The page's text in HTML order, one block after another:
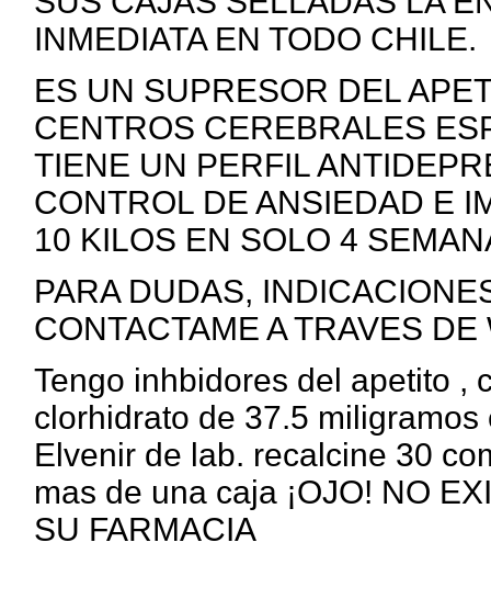
INMEDIATA EN TODO CHILE.
ES UN SUPRESOR DEL
CENTROS CEREBRALES
TIENE UN PERFIL
CONTROL DE ANSIEDAD E
10 KILOS EN SOLO 4
PARA DUDAS,
CONTACTAME A TRAVES
Tengo inhbidores del apetito ,
clorhidrato de 37.5
Elvenir de lab. recalcine 30
mas de una caja ¡OJO! NO
SU FARMACIA